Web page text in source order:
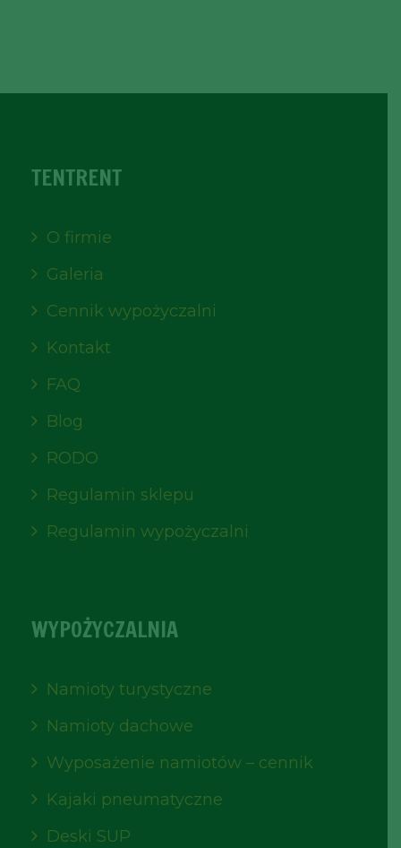
TENTRENT
O firmie
Galeria
Cennik wypożyczalni
Kontakt
FAQ
Blog
RODO
Regulamin sklepu
Regulamin wypożyczalni
WYPOŻYCZALNIA
Namioty turystyczne
Namioty dachowe
Wyposażenie namiotów – cennik
Kajaki pneumatyczne
Deski SUP